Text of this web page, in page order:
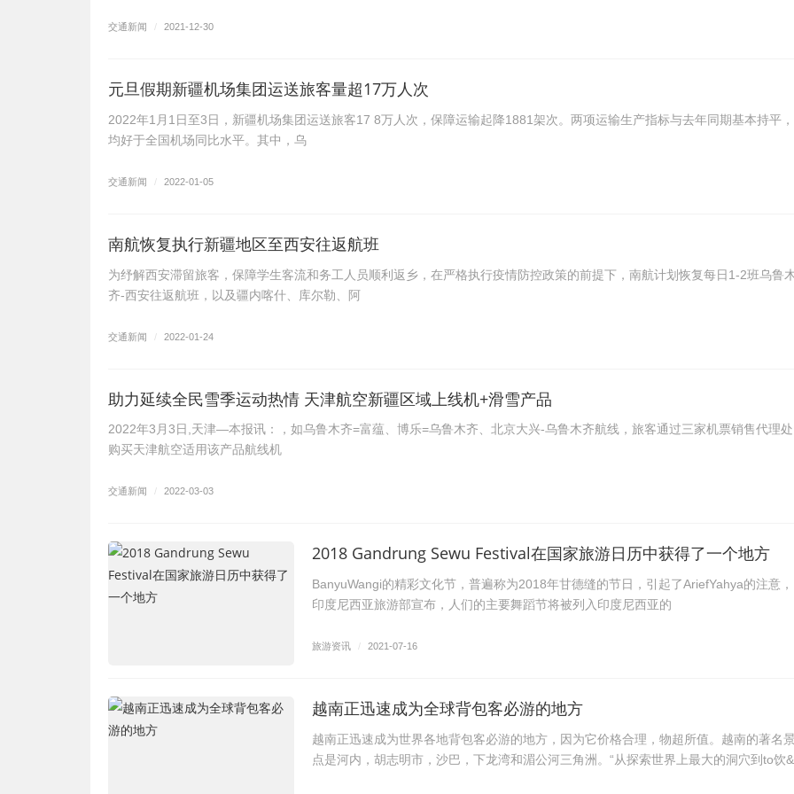
交通新闻 / 2021-12-30
元旦假期新疆机场集团运送旅客量超17万人次
2022年1月1日至3日，新疆机场集团运送旅客17 8万人次，保障运输起降1881架次。两项运输生产指标与去年同期基本持平，
均好于全国机场同比水平。其中，乌
交通新闻 / 2022-01-05
南航恢复执行新疆地区至西安往返航班
为纾解西安滞留旅客，保障学生客流和务工人员顺利返乡，在严格执行疫情防控政策的前提下，南航计划恢复每日1-2班乌鲁
齐-西安往返航班，以及疆内喀什、库尔勒、阿
交通新闻 / 2022-01-24
助力延续全民雪季运动热情 天津航空新疆区域上线机+滑雪产品
2022年3月3日,天津—本报讯：，如乌鲁木齐=富蕴、博乐=乌鲁木齐、北京大兴-乌鲁木齐航线，旅客通过三家机票销售代理处
购买天津航空适用该产品航线机
交通新闻 / 2022-03-03
2018 Gandrung Sewu Festival在国家旅游日历中获得了一个地方
BanyuWangi的精彩文化节，普遍称为2018年甘德缝的节日，引起了AriefYahya的注意，
印度尼西亚旅游部宣布，人们的主要舞蹈节将被列入印度尼西亚的
旅游资讯 / 2021-07-16
越南正迅速成为全球背包客必游的地方
越南正迅速成为世界各地背包客必游的地方，因为它价格合理，物超所值。越南的著名
点是河内，胡志明市，沙巴，下龙湾和湄公河三角洲。“从探索世界上最大的洞穴到to饮&